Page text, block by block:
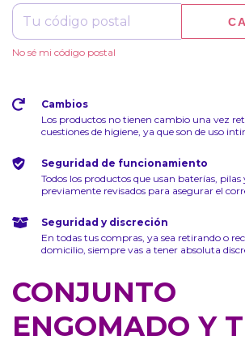
No sé mi código postal
Cambios
Los productos no tienen cambio una vez
cuestiones de higiene, ya que son de uso
Seguridad de funcionamiento
Todos los productos que usan baterías, pilas
previamente revisados para asegurar el
Seguridad y discreción
En todas tus compras, ya sea retirando o
domicilio, siempre vas a tener absoluta
CONJUNTO
ENGOMADO Y